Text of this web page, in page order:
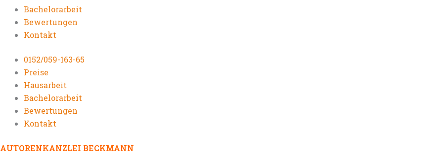
Bachelorarbeit
Bewertungen
Kontakt
0152/059-163-65
Preise
Hausarbeit
Bachelorarbeit
Bewertungen
Kontakt
AUTORENKANZLEI BECKMANN